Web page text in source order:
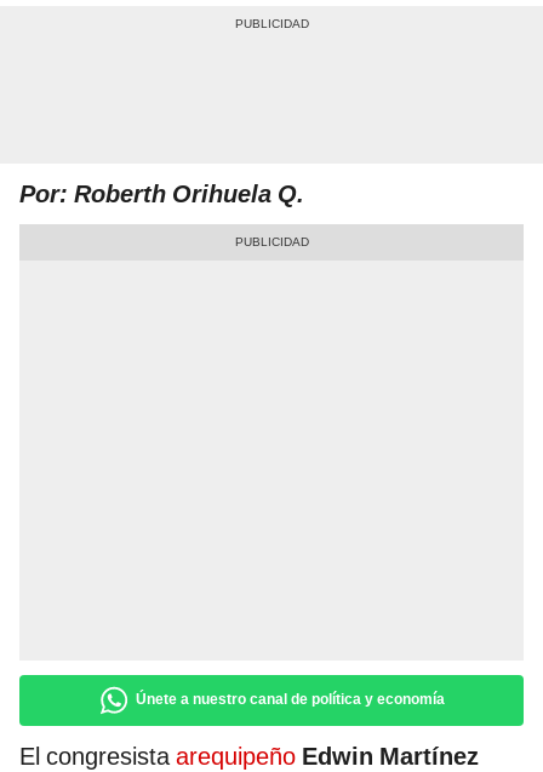
Por: Roberth Orihuela Q.
Únete a nuestro canal de política y economía
El congresistaarequipeño Edwin Martínez